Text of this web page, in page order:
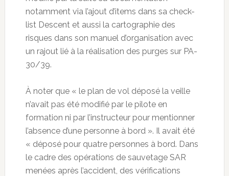
notamment via l’ajout d’items dans sa check-
list Descent et aussi la cartographie des
risques dans son manuel d’organisation avec
un rajout lié à la réalisation des purges sur PA-
30/39.
À noter que « le plan de vol déposé la veille
n’avait pas été modifié par le pilote en
formation ni par l’instructeur pour mentionner
l’absence d’une personne à bord ». Il avait été
« déposé pour quatre personnes à bord. Dans
le cadre des opérations de sauvetage SAR
menées après l’accident, des vérifications